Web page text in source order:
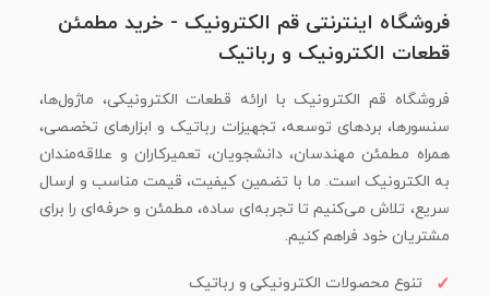
فروشگاه اینترنتی قم الکترونیک - خرید مطمئن
قطعات الکترونیک و رباتیک
فروشگاه قم الکترونیک با ارائه قطعات الکترونیکی، ماژول‌ها،
سنسورها، بردهای توسعه، تجهیزات رباتیک و ابزارهای تخصصی،
همراه مطمئن مهندسان، دانشجویان، تعمیرکاران و علاقه‌مندان
به الکترونیک است. ما با تضمین کیفیت، قیمت مناسب و ارسال
سریع، تلاش می‌کنیم تا تجربه‌ای ساده، مطمئن و حرفه‌ای را برای
مشتریان خود فراهم کنیم.
تنوع محصولات الکترونیکی و رباتیک